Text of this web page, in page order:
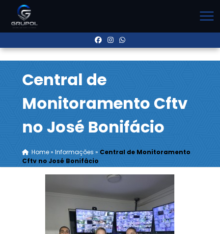
Central de
Monitoramento Cftv
no José Bonifácio
Home» Informações » Central de Monitoramento
Cftv no José Bonifácio